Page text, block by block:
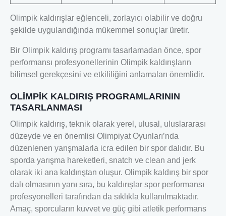
Olimpik kaldırışlar eğlenceli, zorlayıcı olabilir ve doğru
şekilde uygulandığında mükemmel sonuçlar üretir.
Bir Olimpik kaldırış programı tasarlamadan önce, spor
performansı profesyonellerinin Olimpik kaldırışların
bilimsel gerekçesini ve etkililiğini anlamaları önemlidir.
OLİMPİK KALDIRIŞ PROGRAMLARININ
TASARLANMASI
Olimpik kaldırış, teknik olarak yerel, ulusal, uluslararası
düzeyde ve en önemlisi Olimpiyat Oyunları’nda
düzenlenen yarışmalarla icra edilen bir spor dalıdır. Bu
sporda yarışma hareketleri, snatch ve clean and jerk
olarak iki ana kaldırıştan oluşur. Olimpik kaldırış bir spor
dalı olmasının yanı sıra, bu kaldırışlar spor performansı
profesyonelleri tarafından da sıklıkla kullanılmaktadır.
Amaç, sporcuların kuvvet ve güç gibi atletik performans